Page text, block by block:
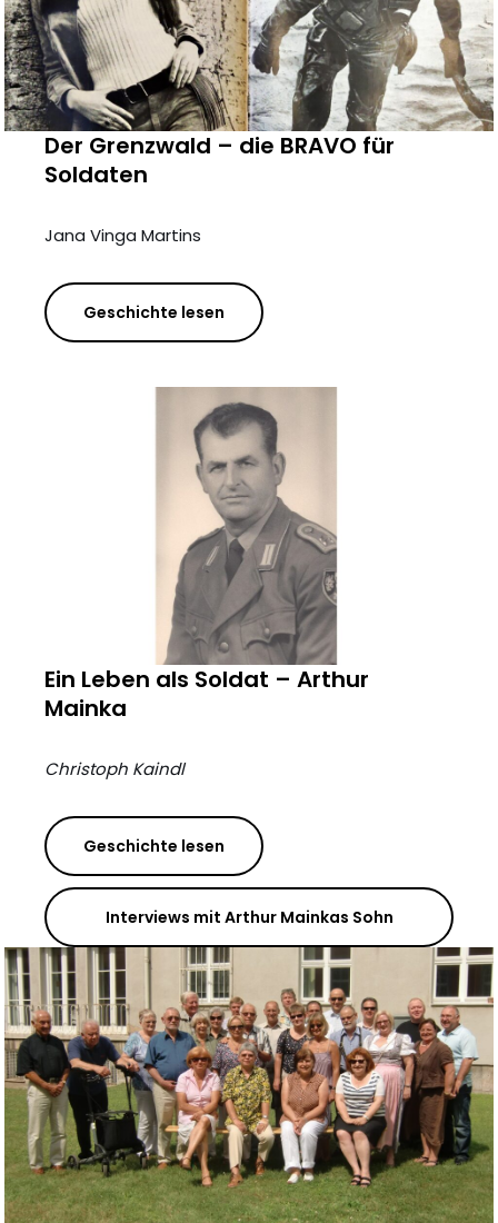
Der Grenzwald – die BRAVO für
Soldaten
Jana Vinga Martins
Geschichte lesen
Ein Leben als Soldat – Arthur
Mainka
Christoph Kaindl
Geschichte lesen
Interviews mit Arthur Mainkas Sohn